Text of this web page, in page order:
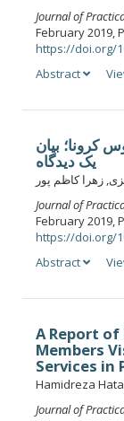
Journal of
February 2019,
https://doi.org/
Abstract
کرونا؛ بیان
یک دیدگاه
زهرا کاظم پور
Journal of
February 2019,
https://doi.org/
Abstract
A Report
Members
Services in
Hamidreza
Journal of